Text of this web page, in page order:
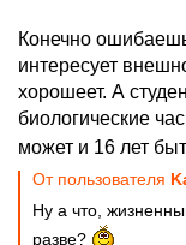
Конечно
интересует
хорошеет. А
биологические
может и 16 лет
От пользователя
Ну а что,
разве?